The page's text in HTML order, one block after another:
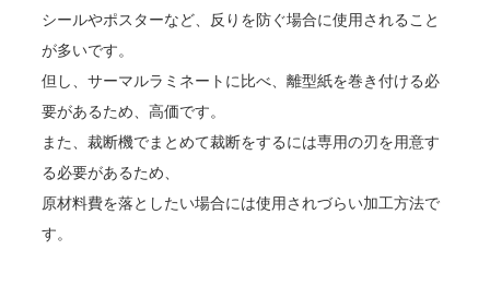
シールやポスターなど、反りを防ぐ場合に使用されること
が多いです。
但し、サーマルラミネートに比べ、離型紙を巻き付ける必
要があるため、高価です。
また、裁断機でまとめて裁断をするには専用の刃を用意す
る必要があるため、
原材料費を落としたい場合には使用されづらい加工方法で
す。